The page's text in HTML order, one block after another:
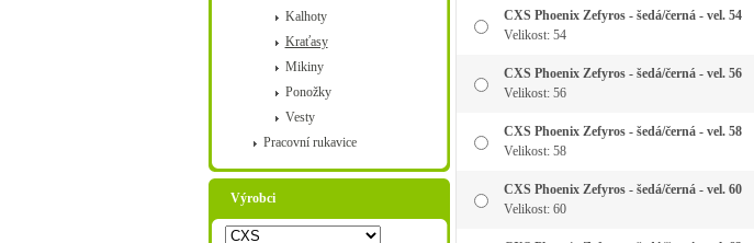
Kalhoty
Kraťasy
Mikiny
Ponožky
Vesty
Pracovní rukavice
Výrobci
CXS Phoenix Zefyros - šedá/černá - vel. 54
Velikost: 54
CXS Phoenix Zefyros - šedá/černá - vel. 56
Velikost: 56
CXS Phoenix Zefyros - šedá/černá - vel. 58
Velikost: 58
CXS Phoenix Zefyros - šedá/černá - vel. 60
Velikost: 60